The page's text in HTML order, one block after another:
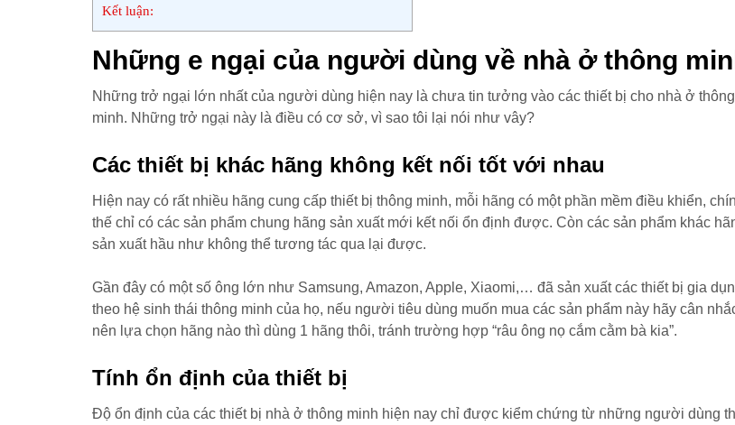
Kết luận:
Những e ngại của người dùng về nhà ở thông
Những trở ngại lớn nhất của người dùng hiện nay là chưa tin tưởng vào các thiết bị cho nhà ở thông
minh. Những trở ngại này là điều có cơ sở, vì sao tôi lại nói như vây?
Các thiết bị khác hãng không kết nối tốt với nhau
Hiện nay có rất nhiều hãng cung cấp thiết bị thông minh, mỗi hãng có một phần mềm điều khiển,
thế chỉ có các sản phẩm chung hãng sản xuất mới kết nối ổn định được. Còn các sản phẩm khác
sản xuất hầu như không thể tương tác qua lại được.
Gần đây có một số ông lớn như Samsung, Amazon, Apple, Xiaomi,… đã sản xuất các thiết bị gia
theo hệ sinh thái thông minh của họ, nếu người tiêu dùng muốn mua các sản phẩm này hãy cân
nên lựa chọn hãng nào thì dùng 1 hãng thôi, tránh trường hợp “râu ông nọ cắm cằm bà kia”.
Tính ổn định của thiết bị
Độ ổn định của các thiết bị nhà ở thông minh hiện nay chỉ được kiểm chứng từ những người dùng